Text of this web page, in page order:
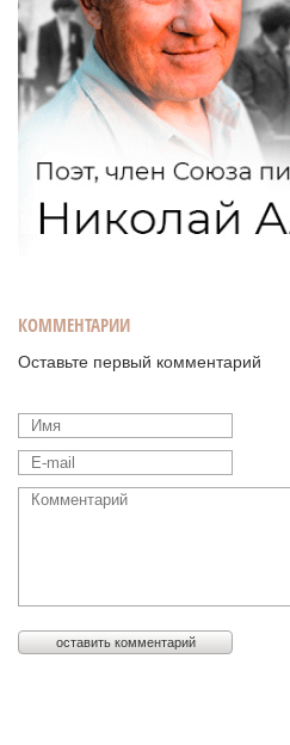
КОММЕНТАРИИ
Оставьте первый комментарий